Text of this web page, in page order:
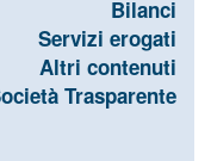
Bilanci
Servizi erogati
Altri contenuti
Trasparente